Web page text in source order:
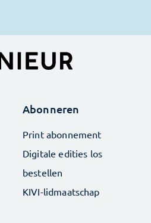
Abonneren
Print abonnement
Digitale edities los
bestellen
KIVI-lidmaatschap